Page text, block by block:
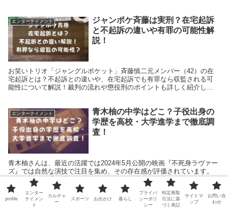
エンターテイメント
ジャンポケ斉藤は実刑？在宅起訴
と不起訴の違いや有罪の可能性解
説！
お笑いトリオ「ジャングルポケット」斉藤慎二元メンバー（42）の在
宅起訴とは？不起訴との違いや、在宅起訴でも有罪なら収監される可
能性について解説！裁判の流れや懲役刑のポイントも詳しく紹介しま
エンターテイメント
青木柚の中学はどこ？子役出身の
学歴を高校・大学進学まで徹底調
査！
青木柚さんは、最近の活躍では2024年5月公開の映画『不死身ラヴァー
ズ』では自然な演技で注目を集め、その存在感が評価されています。
また、トーク番組『ボクらの時代』にも出演し、幅広いジャンルでの
活動を見せています。子役からの確かな演技力ですで...
エンターテイメント 横浜DeNAベイスターズが優勝！
profile
エンター
テイメン
ト
カルチャ
ー
スポーツ お出かけ 暮らし
プライバ
シーポリ
シー
特定商取
引法に基
づく表記
サイトマ
ップ
お問い合
わせ